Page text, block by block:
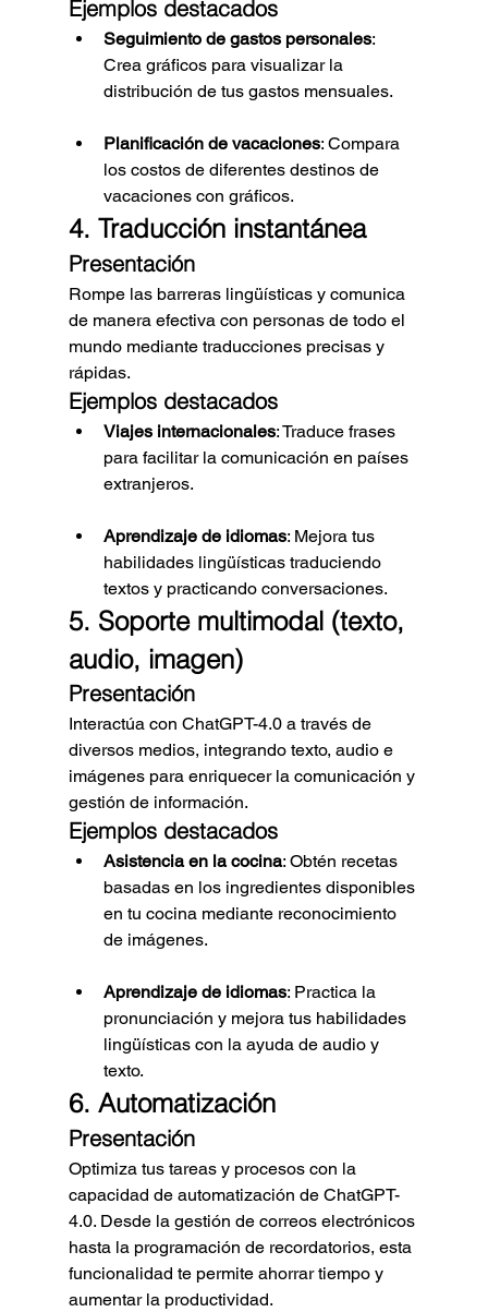
Ejemplos destacados
Seguimiento de gastos personales:
Crea gráficos para visualizar la
distribución de tus gastos mensuales.
Planificación de vacaciones: Compara
los costos de diferentes destinos de
vacaciones con gráficos.
4. Traducción instantánea
Presentación
Rompe las barreras lingüísticas y comunica
de manera efectiva con personas de todo el
mundo mediante traducciones precisas y
rápidas.
Ejemplos destacados
Viajes internacionales: Traduce frases
para facilitar la comunicación en países
extranjeros.
Aprendizaje de idiomas: Mejora tus
habilidades lingüísticas traduciendo
textos y practicando conversaciones.
5. Soporte multimodal (texto,
audio, imagen)
Presentación
Interactúa con ChatGPT-4.0 a través de
diversos medios, integrando texto, audio e
imágenes para enriquecer la comunicación y
gestión de información.
Ejemplos destacados
Asistencia en la cocina: Obtén recetas
basadas en los ingredientes disponibles
en tu cocina mediante reconocimiento
de imágenes.
Aprendizaje de idiomas: Practica la
pronunciación y mejora tus habilidades
lingüísticas con la ayuda de audio y
texto.
6. Automatización
Presentación
Optimiza tus tareas y procesos con la
capacidad de automatización de ChatGPT-
4.0. Desde la gestión de correos electrónicos
hasta la programación de recordatorios, esta
funcionalidad te permite ahorrar tiempo y
aumentar la productividad.